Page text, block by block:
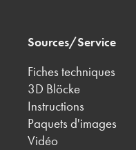
Sources/Service
Fiches techniques
3D Blöcke
Instructions
Paquets d'images
Vidéo